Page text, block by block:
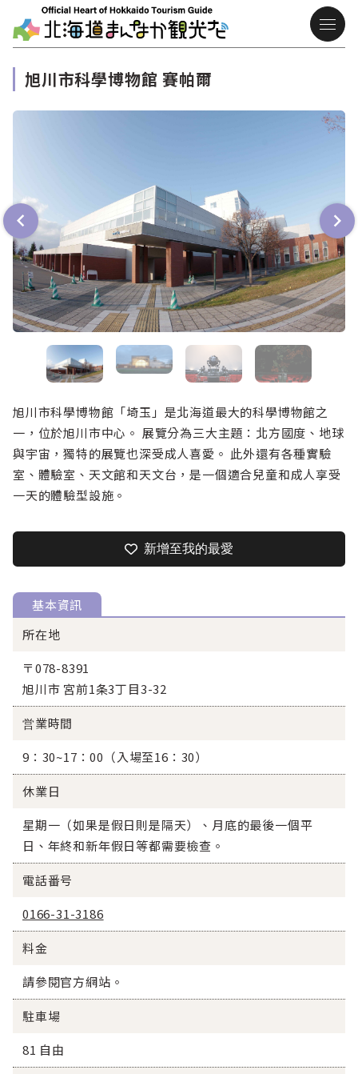
旭川市科學博物館 賽帕爾
旭川市科學博物館「埼玉」是北海道最大的科學博物館之
一，位於旭川市中心。 展覽分為三大主題：北方國度、地球
與宇宙，獨特的展覽也深受成人喜愛。 此外還有各種實驗
室、體驗室、天文館和天文台，是一個適合兒童和成人享受
一天的體驗型設施。
新增至我的最愛
基本資訊
所在地
〒078-8391
旭川市 宮前1条3丁目3-32
営業時間
9：30~17：00（入場至16：30）
休業日
星期一（如果是假日則是隔天）、月底的最後一個平
日、年終和新年假日等都需要檢查。
電話番号
0166-31-3186
料金
請參閱官方網站。
駐車場
81 自由